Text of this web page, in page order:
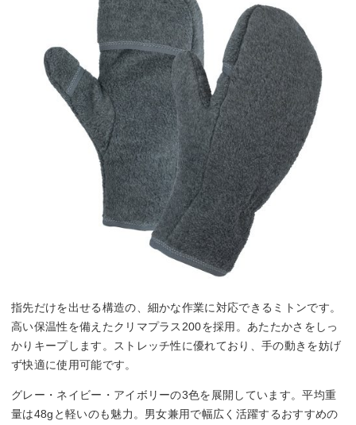
指先だけを出せる構造の、細かな作業に対応できるミトンです。
高い保温性を備えたクリマプラス200を採用。あたたかさをしっ
かりキープします。ストレッチ性に優れており、手の動きを妨げ
ず快適に使用可能です。
グレー・ネイビー・アイボリーの3色を展開しています。平均重
量は48gと軽いのも魅力。男女兼用で幅広く活躍するおすすめの